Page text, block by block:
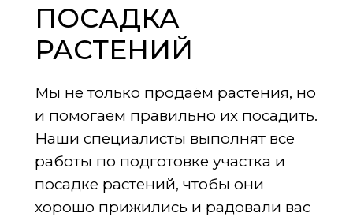
Мы не только продаём растения, но
и помогаем правильно их посадить.
Наши специалисты выполнят все
работы по подготовке участка и
посадке растений, чтобы они
хорошо прижились и радовали вас
ПОСАДКА
РАСТЕНИЙ